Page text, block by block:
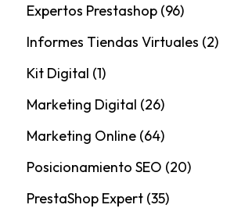
Expertos Prestashop(96)
Informes Tiendas Virtuales (2)
Kit Digital (1)
Marketing Digital (26)
Marketing Online(64)
Posicionamiento SEO (20)
PrestaShop Expert(35)